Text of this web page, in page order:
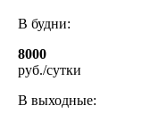
В будни:
8000
руб./сутки
В выходные: